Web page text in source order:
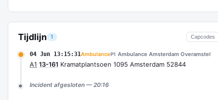
Tijdlijn 1 Capcodes
04 Jun 13:15:31AmbulanceP1 Ambulance Amsterdam Overamstel
A1 13-161 Kramatplantsoen 1095 Amsterdam 52844
Incident afgesloten — 20:16